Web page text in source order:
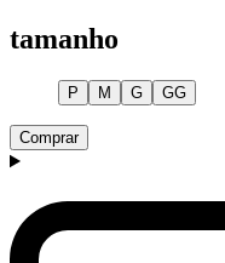
tamanho
P M G GG
Comprar